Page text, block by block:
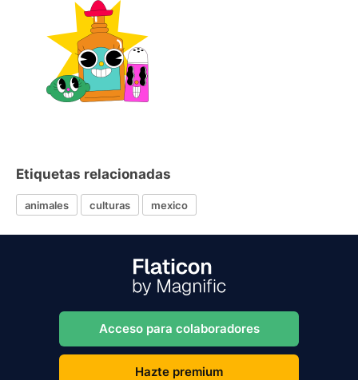
Etiquetas relacionadas
animales culturas mexico
Acceso para colaboradores
Hazte premium